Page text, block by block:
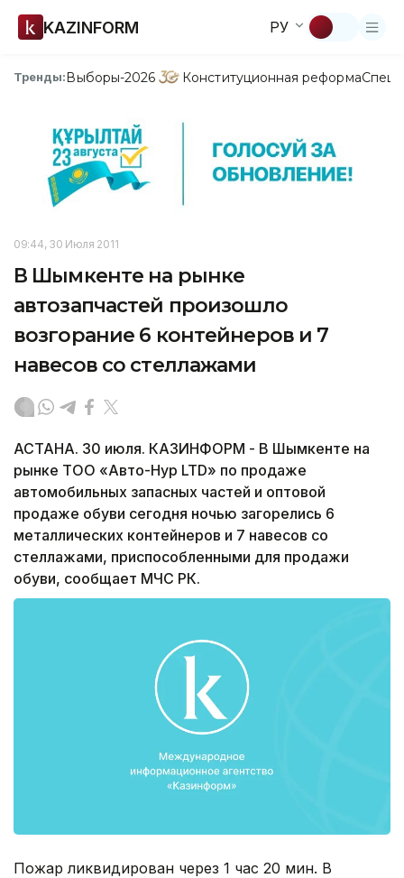
KAZINFORM РУ
Тренды:Выборы-2026 Конституционная реформа
09:44, 30 Июля 2011
В Шымкенте на рынке
автозапчастей произошло
возгорание 6 контейнеров и 7
навесов со стеллажами
АСТАНА. 30 июля. КАЗИНФОРМ - В Шымкенте на
рынке ТОО «Авто-Нур LTD» по продаже
автомобильных запасных частей и оптовой
продаже обуви сегодня ночью загорелись 6
металлических контейнеров и 7 навесов со
стеллажами, приспособленными для продажи
обуви, сообщает МЧС РК.
Пожар ликвидирован через 1 час 20 мин. В